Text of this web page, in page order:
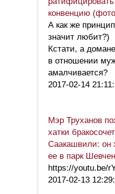
конвенцию
А как же
значит любит?)
Кстати, а
в отношении
амалчивается?
2017-02-14
Мэр Труханов
хатки
Саакашвили: он
ее в парк
https://youtu.be/
2017-02-13